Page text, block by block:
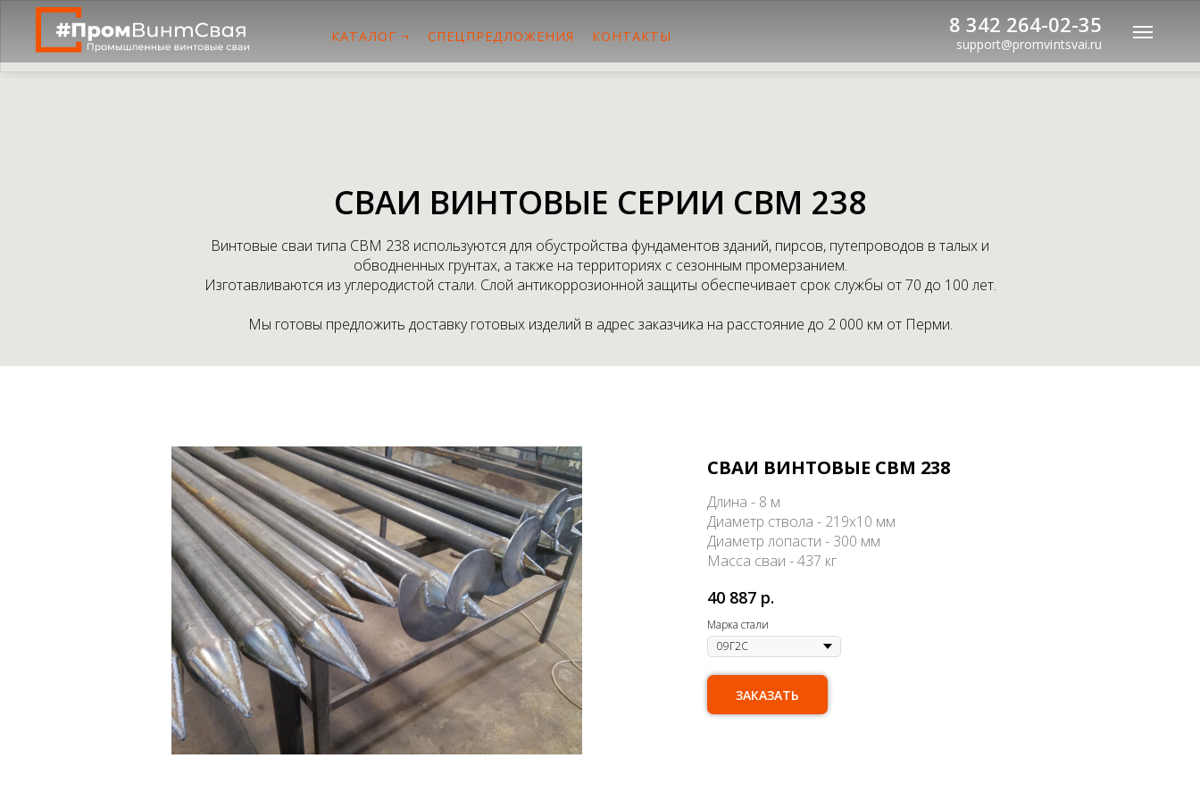
support@promvintsvai.ru
8 342 264-02-35
КАТАЛОГ ¬ СПЕЦПРЕДЛОЖЕНИЯ КОНТАКТЫ
СВАИ ВИНТОВЫЕ СЕРИИ СВМ 238
Винтовые сваи типа СВМ 238 используются для обустройства фундаментов зданий, пирсов, путепроводов в талых и
обводненных грунтах, а также на территориях с сезонным промерзанием.
Изготавливаются из углеродистой стали. Слой антикоррозионной защиты обеспечивает срок службы от 70 до 100 лет.
Мы готовы предложить доставку готовых изделий в адрес заказчика на расстояние до 2 000 км от Перми.
СВАИ ВИНТОВЫЕ СВМ 238
Длина - 8 м
Диаметр ствола - 219х10 мм
Диаметр лопасти - 300 мм
Масса сваи - 437 кг
40 887 р.
Марка стали
ЗАКАЗАТЬ